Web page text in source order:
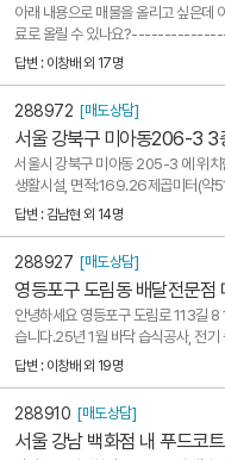
아래 내용으로 매물을 올리고 싶은데
료로 올릴 수 있나요
2분거리 위치한 실용음악학원입니
하기 좋습니다...
답변 : 이창배 외 17명
288972 [매도상담]
서울 강북구 미아동206-3 3
서울시 강북구 미아동 205-3 에 위치
생활시설, 면적:169.26제곱미터(약
원 권리금 없음3층 : 공실상태2층 :
답변 : 김남현 외 14명
288927 [매도상담]
영등포구 도림동 배달전문점
안녕하세요 영등포구 도림로 113길
습니다.25년 1월 바닥 습식공사, 전기
시설권리 1000만원, 시설+집기
답변 : 이창배 외 19명
288910 [매도상담]
서울 강남 백화점 내 푸드코